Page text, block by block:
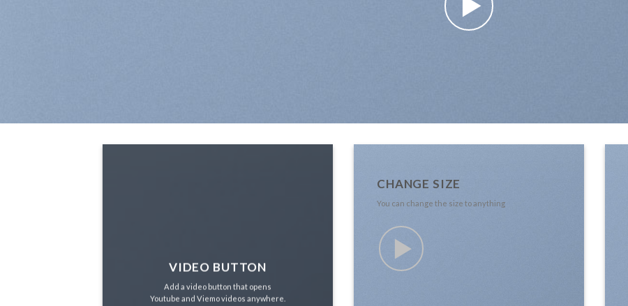
VIDEO BUTTON
Add a video button that opens
Youtube and Viemo videos anywhere.
CHANGE SIZE
You can change the size to anything